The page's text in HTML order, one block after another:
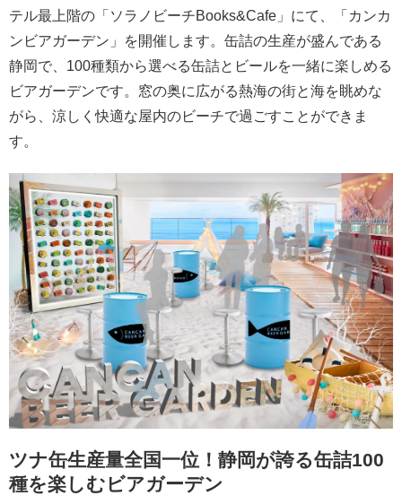
テル最上階の「ソラノビーチBooks&Cafe」にて、「カンカ
ンビアガーデン」を開催します。缶詰の生産が盛んである
静岡で、100種類から選べる缶詰とビールを一緒に楽しめる
ビアガーデンです。窓の奥に広がる熱海の街と海を眺めな
がら、涼しく快適な屋内のビーチで過ごすことができま
す。
ツナ缶生産量全国一位！静岡が誇る缶詰100
種を楽しむビアガーデン